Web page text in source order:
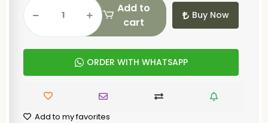
Add to
cart
Buy Now
ORDER WITH WHATSAPP
Add to my favorites